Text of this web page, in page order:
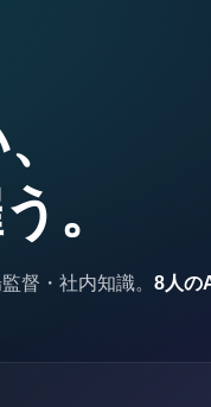
。
督・社内知識。 8人の